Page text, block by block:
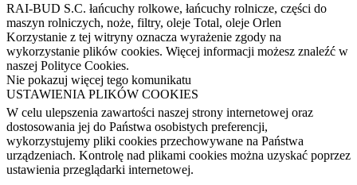
RAI-BUD S.C. łańcuchy rolkowe, łańcuchy rolnicze, części do
maszyn rolniczych, noże, filtry, oleje Total, oleje Orlen
Korzystanie z tej witryny oznacza wyrażenie zgody na
wykorzystanie plików cookies. Więcej informacji możesz znaleźć w
naszej Polityce Cookies.
Nie pokazuj więcej tego komunikatu
USTAWIENIA PLIKÓW COOKIES
W celu ulepszenia zawartości naszej strony internetowej oraz
dostosowania jej do Państwa osobistych preferencji,
wykorzystujemy pliki cookies przechowywane na Państwa
urządzeniach. Kontrolę nad plikami cookies można uzyskać poprzez
ustawienia przeglądarki internetowej.